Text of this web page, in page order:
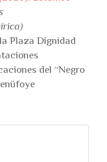
Plaza Dignidad
del “Negro